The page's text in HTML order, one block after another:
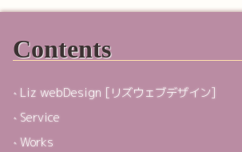
Contents
Liz webDesign [リズウェブデザイン]
Service
Works